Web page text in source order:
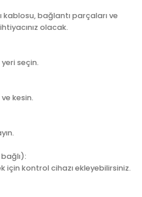
kablosu, bağlantı parçaları ve
olacak.
seçin.
kesin.
için kontrol cihazı ekleyebilirsiniz.